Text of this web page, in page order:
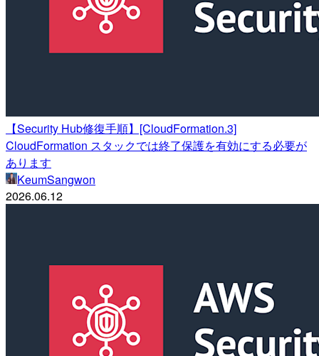
【Security Hub修復手順】[CloudFormation.3]
CloudFormation スタックでは終了保護を有効にする必要が
あります
KeumSangwon
2026.06.12